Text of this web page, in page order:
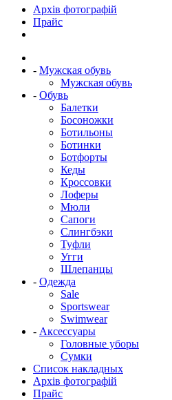
Архів фотографій
Прайс
- Мужская обувь
Мужская обувь
- Обувь
Балетки
Босоножки
Ботильоны
Ботинки
Ботфорты
Кеды
Кроссовки
Лоферы
Мюли
Сапоги
Слингбэки
Туфли
Угги
Шлепанцы
- Одежда
Sale
Sportswear
Swimwear
- Аксессуары
Головные уборы
Сумки
Список накладных
Архів фотографій
Прайс